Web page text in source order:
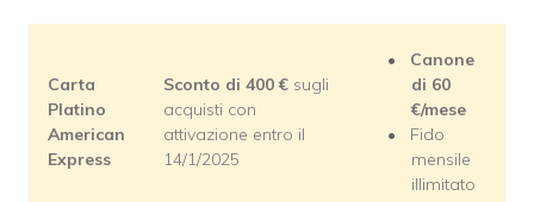
Carta
Platino
American
Express
Sconto di 400 € sugli
acquisti con
attivazione entro il
14/1/2025
Canone
di 60
€/mese
Fido
mensile
illimitato